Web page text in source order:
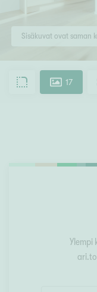
Sisäkuvat ovat saman
17
Ylempi